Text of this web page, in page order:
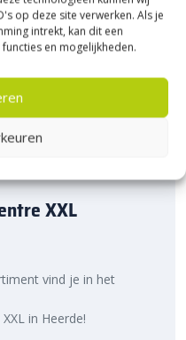
op deze site verwerken. Als je
intrekt, kan dit een
en mogelijkheden.
XXL
vind je in het
in Heerde!